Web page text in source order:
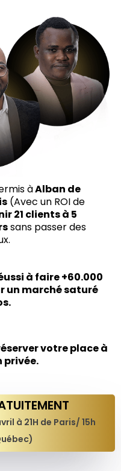
àAlban de
(Avec un ROI de
21 clients à 5
sans passer des
à faire +60.000
un marché saturé
votre place à
privée.
à 21H de Paris/ 15h